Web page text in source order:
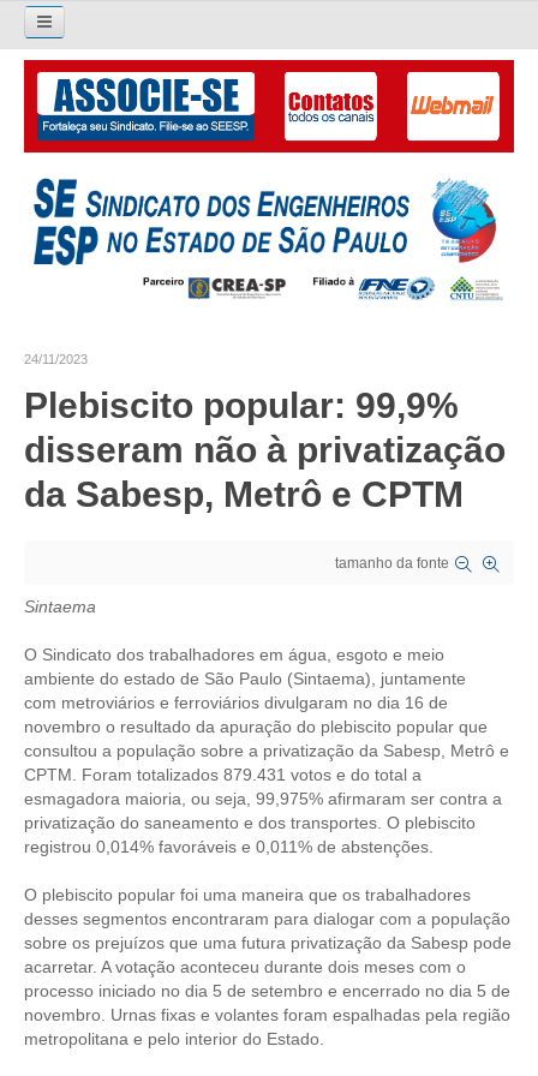
Pesquisar...
O SINDICATO
APRESENTAÇÃO
PALAVRA DO PRESIDENTE
SUBSEDES SINDICAIS
GALERIA EX-PRESIDENTES
HISTÓRICO E ATUAÇÃO
COMPOSIÇÃO
CONSELHOS ASSESSORES
PERSONALIDADES DA TECNOLOGIA
TRANSPARÊNCIA
JURÍDICO
CONSULTORIA
24/11/2023
Plebiscito popular: 99,9%
disseram não à privatização
da Sabesp, Metrô e CPTM
tamanho da fonte
Sintaema
O Sindicato dos trabalhadores em água, esgoto e meio
ambiente do estado de São Paulo (Sintaema), juntamente
com metroviários e ferroviários divulgaram no dia 16 de
novembro o resultado da apuração do plebiscito popular que
consultou a população sobre a privatização da Sabesp, Metrô e
CPTM. Foram totalizados 879.431 votos e do total a
esmagadora maioria, ou seja, 99,975% afirmaram ser contra a
privatização do saneamento e dos transportes. O plebiscito
registrou 0,014% favoráveis e 0,011% de abstenções.
O plebiscito popular foi uma maneira que os trabalhadores
desses segmentos encontraram para dialogar com a população
sobre os prejuízos que uma futura privatização da Sabesp pode
acarretar. A votação aconteceu durante dois meses com o
processo iniciado no dia 5 de setembro e encerrado no dia 5 de
novembro. Urnas fixas e volantes foram espalhadas pela região
metropolitana e pelo interior do Estado.